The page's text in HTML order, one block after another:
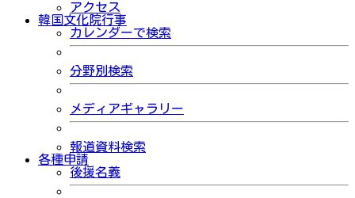
アクセス
韓国文化院行事
カレンダーで検索
分野別検索
メディアギャラリー
報道資料検索
各種申請
後援名義